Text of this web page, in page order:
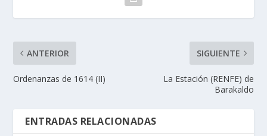
ANTERIOR
Ordenanzas de 1614 (II)
SIGUIENTE
La Estación (RENFE) de
Barakaldo
ENTRADAS RELACIONADAS